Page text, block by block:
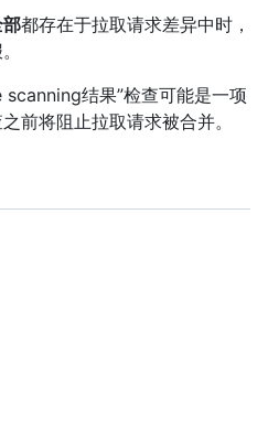
都存在于拉取请求差异中时，
结果”检查可能是一项
前将阻止拉取请求被合并。